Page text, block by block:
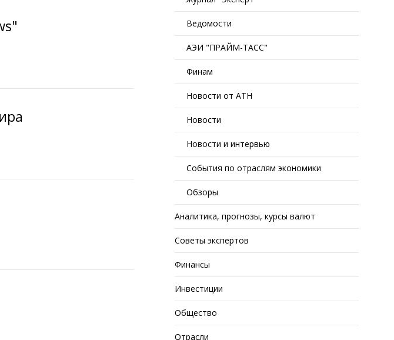
Ведомости
АЭИ "ПРАЙМ-ТАСС"
Финам
Новости от АТН
Новости
Новости и интервью
События по отраслям экономики
Обзоры
Аналитика, прогнозы, курсы валют
Советы экспертов
Финансы
Инвестиции
Общество
Отрасли